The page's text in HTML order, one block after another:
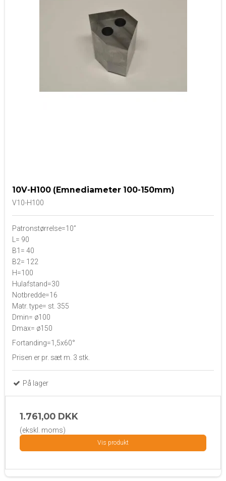
10V-H100 (Emnediameter 100-150mm)
V10-H100
Patronstørrelse=10”
L= 90
B1= 40
B2= 122
H=100
Hulafstand=30
Notbredde=16
Matr. type= st. 355
Dmin= ø100
Dmax= ø150
Fortanding=1,5x60°
Prisen er pr. sæt m. 3 stk.
På lager
1.761,00 DKK
(ekskl. moms)
Vis produkt